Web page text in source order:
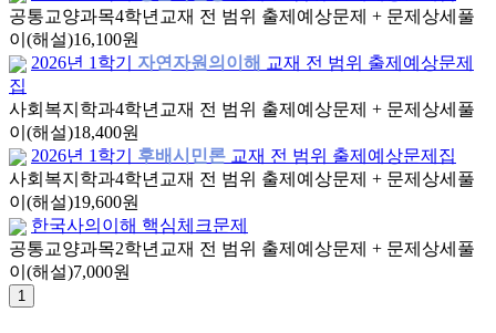
공통교양과목4학년 교재 전 범위 출제예상문제 + 문제상세풀
이(해설)16,100원
2026년 1학기
자연자원의이해 교재 전 범위 출제예상문제
집
사회복지학과4학년 교재 전 범위 출제예상문제 + 문제상세풀
이(해설)18,400원
2026년 1학기
후배시민론 교재 전 범위 출제예상문제집
사회복지학과4학년 교재 전 범위 출제예상문제 + 문제상세풀
이(해설)19,600원
한국사의이해 핵심체크문제
공통교양과목2학년 교재 전 범위 출제예상문제 + 문제상세풀
이(해설)7,000원